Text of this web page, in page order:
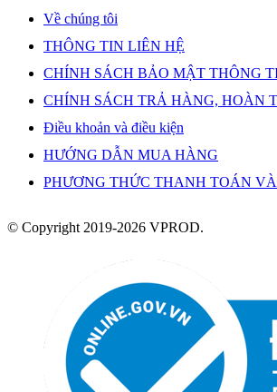
Về chúng tôi
THÔNG TIN LIÊN HỆ
CHÍNH SÁCH BẢO MẬT THÔNG
CHÍNH SÁCH TRẢ HÀNG, HOÀN
Điều khoản và điều kiện
HƯỚNG DẪN MUA HÀNG
PHƯƠNG THỨC THANH TOÁN
© Copyright 2019-2026 VPROD.